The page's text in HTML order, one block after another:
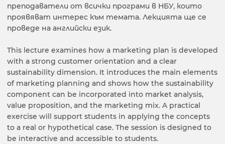
преподаватели от всички програми в НБУ, които
проявяват интерес към темата. Лекцията ще се
проведе на английски език.
This lecture examines how a marketing plan is developed
with a strong customer orientation and a clear
sustainability dimension. It introduces the main elements
of marketing planning and shows how the sustainability
component can be incorporated into market analysis,
value proposition, and the marketing mix. A practical
exercise will support students in applying the concepts
to a real or hypothetical case. The session is designed to
be interactive and accessible to students.